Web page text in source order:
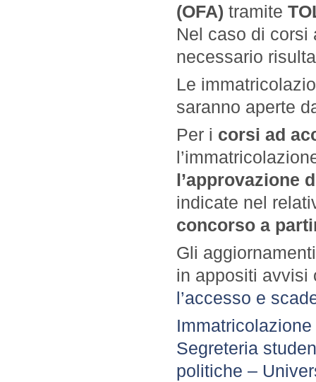
(OFA) tramite
Nel caso di
necessario
Le
saranno aperte
Per i corsi ad
l’approvazione
indicate nel
concorso a
Gli
in appositi
l’accesso e
Segreteria
politiche –